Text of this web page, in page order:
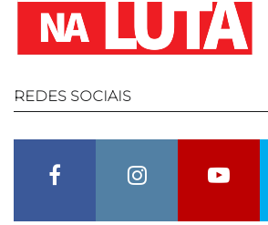
REDES SOCIAIS
Instagram Youtube